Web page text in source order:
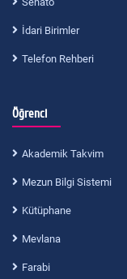
İdari Birimler
Telefon Rehberi
Öğrenci
Akademik Takvim
Mezun Bilgi Sistemi
Kütüphane
Mevlana
Farabi